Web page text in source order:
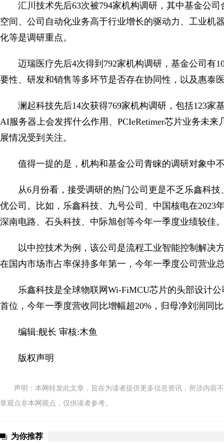
汇川技术先后63次被794家机构调研，其中基金公
空间、公司自动化业务高于行业增长的驱动力、工业机
化等是调研重点。
迈瑞医疗先后4次得到792家机构调研，基金公司有
要性、研发和销售等多环节是否存在协同性，以及惠泰
澜起科技先后14次获得769家机构调研，包括123
AI服务器上会发挥什么作用、PCIeRetimer芯片业务未
展情况受到关注。
值得一提的是，机构和基金公司青睐的调研对象中
从6月份看，接受调研的热门公司更是不乏乐鑫科
优公司。比如，乐鑫科技、九号公司、中国核电在2023
深南电路、石头科技、中际旭创等今年一季度业绩较佳
以中控技术为例，该公司是流程工业智能控制解决
在国内市场市占率保持多年第一，今年一季度公司营业
乐鑫科技是全球物联网Wi-FiMCU芯片的头部设计
首位，今年一季度营收同比增幅超20%，归母净刘润同
编辑:舰长 审核:木鱼
版权声明
声明：本网转发此文章，旨在为读者提供更多信息资讯，所涉内容
章观点非本网观点，仅供读者参考。
为你推荐